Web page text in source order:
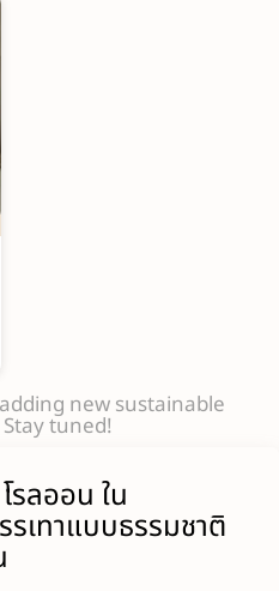
new sustainable
tuned!
ลออน ใน
รเทาแบบธรรมชาติ